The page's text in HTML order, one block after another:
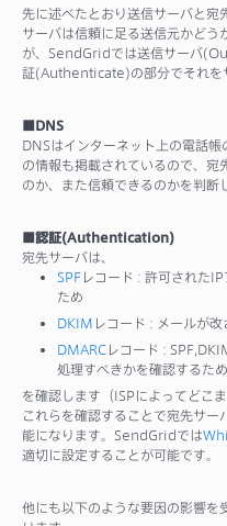
先に述べたとおり送信サーバと宛
サーバは信頼に足る送信元かどう
が、SendGridでは送信サーバ
証(Authenticate)の部分でそれを
■DNS
DNSはインターネット上の電話
の情報も掲載されているので、
のか、また信頼できるのかを判断
■認証(Authentication)
宛先サーバは、
SPFレコード : 許可された
ため
DKIM レコード : メールが
DMARCレコード :
処理すべきかを確認するため
を確認します（ISPによってどこ
これらを確認することで宛先サ
能になります。SendGridでは
適切に設定することが可能です。
他にも以下のような要因の影響